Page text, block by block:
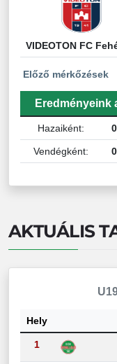
VIDEOTON FC
Előző mérkőzések
Eredményeink
Hazaiként: 0
Vendégként: 0
AKTUÁLIS
Hely
1